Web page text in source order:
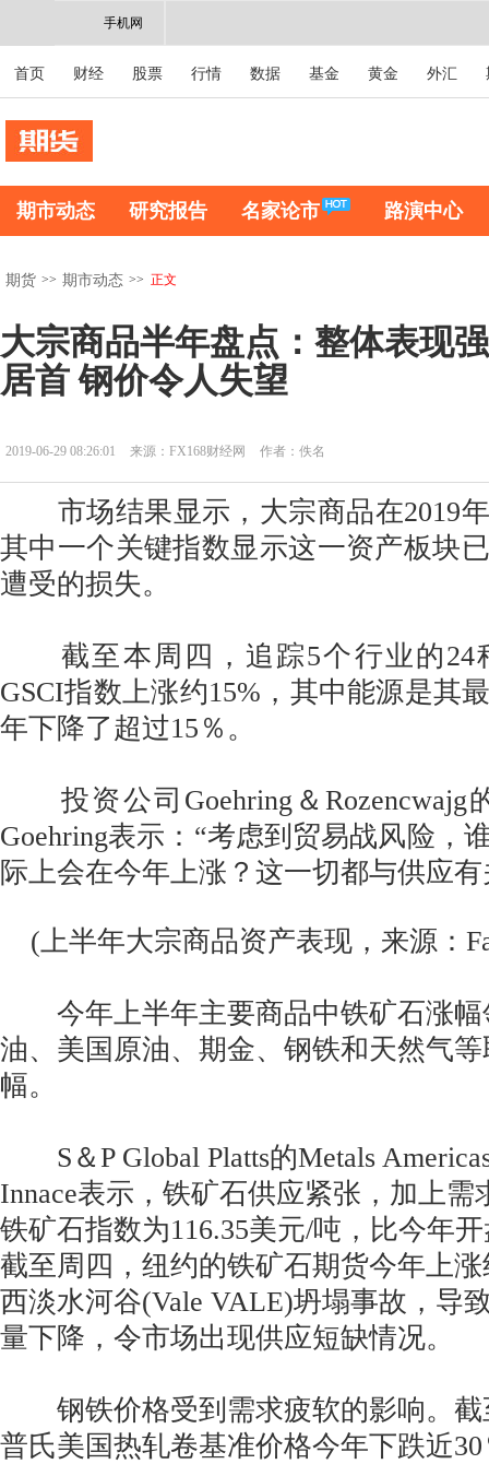
手机网
首页 财经 股票 行情 数据 基金 黄金 外汇
期市动态 研究报告 名家论市 路演中心
期货 >> 期市动态 >> 正文
大宗商品半年盘点：整体表现
居首 钢价令人失望
2019-06-29 08:26:01 来源：FX168财经网 作者：佚名
市场结果显示，大宗商品在2019
其中一个关键指数显示这一资产板块
遭受的损失。
截至本周四，追踪5个行业的24
GSCI指数上涨约15%，其中能源是其
年下降了超过15％。
投资公司Goehring＆Rozencwajg
Goehring表示：“考虑到贸易战风险，
际上会在今年上涨？这一切都与供应有
(上半年大宗商品资产表现，来源：
今年上半年主要商品中铁矿石涨幅
油、美国原油、期金、钢铁和天然气
幅。
S＆P Global Platts的Metals
Innace表示，铁矿石供应紧张，加上需
铁矿石指数为116.35美元/吨，比今年
截至周四，纽约的铁矿石期货今年上
西淡水河谷(Vale VALE)坍塌事故，导
量下降，令市场出现供应短缺情况。
钢铁价格受到需求疲软的影响。截
普氏美国热轧卷基准价格今年下跌近30